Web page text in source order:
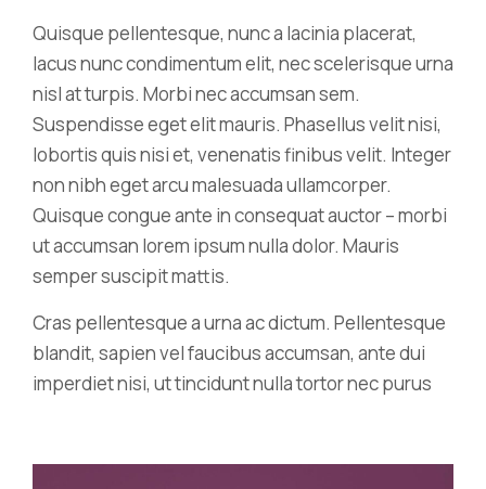
Quisque pellentesque, nunc a lacinia placerat,
lacus nunc condimentum elit, nec scelerisque urna
nisl at turpis. Morbi nec accumsan sem.
Suspendisse eget elit mauris. Phasellus velit nisi,
lobortis quis nisi et, venenatis finibus velit. Integer
non nibh eget arcu malesuada ullamcorper.
Quisque congue ante in consequat auctor – morbi
ut accumsan lorem ipsum nulla dolor. Mauris
semper suscipit mattis.
Cras pellentesque a urna ac dictum. Pellentesque
blandit, sapien vel faucibus accumsan, ante dui
imperdiet nisi, ut tincidunt nulla tortor nec purus